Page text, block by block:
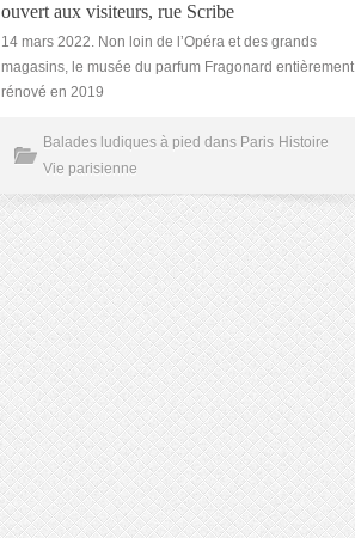
ouvert aux visiteurs, rue Scribe
14 mars 2022. Non loin de l’Opéra et des grands
magasins, le musée du parfum Fragonard entièrement
rénové en 2019
Balades ludiques à pied dans Paris Histoire
Vie parisienne